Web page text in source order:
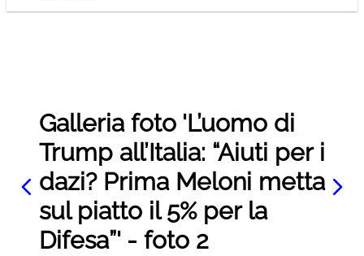
Galleria foto 'L’uomo di
Trump all’Italia: “Aiuti per i
dazi? Prima Meloni metta
sul piatto il 5% per la
Difesa”' - foto 2